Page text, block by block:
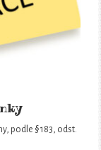
podle § 183, odst.